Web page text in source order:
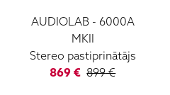
AUDIOLAB- 6000A
MKII
Stereo pastiprinātājs
869 € 899€